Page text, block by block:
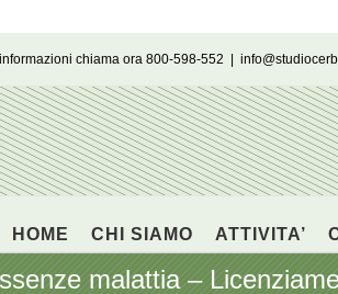
chiama ora 800-598-552
HOME CHI SIAMO ATTIVITA’
malattia –